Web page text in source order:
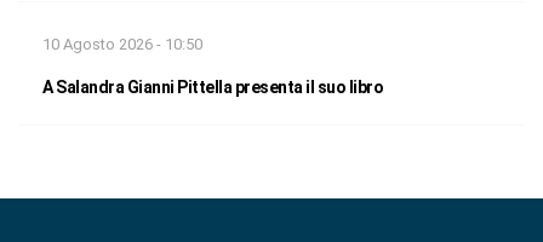
10 Agosto 2026 - 10:50
A Salandra Gianni Pittella presenta il suo libro